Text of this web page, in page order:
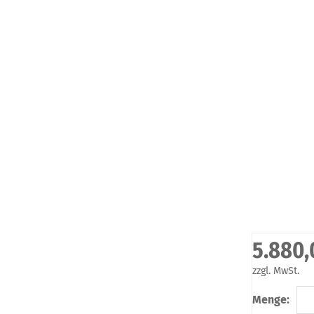
zzgl. MwSt.
Menge: